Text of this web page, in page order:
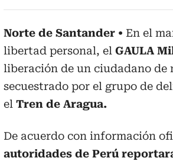
Norte de Santander
En el
libertad personal, el GAULA
liberación de un ciudadano
secuestrado por el grupo de
el Tren de Aragua.
De acuerdo con información
autoridades de Perú